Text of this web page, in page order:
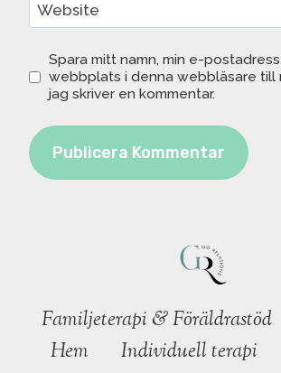
Website
Spara mitt namn, min e-
webbplats i denna webbläsare till
jag skriver en kommentar.
Familjeterapi & Föräldrastöd
Hem
Individuell terapi